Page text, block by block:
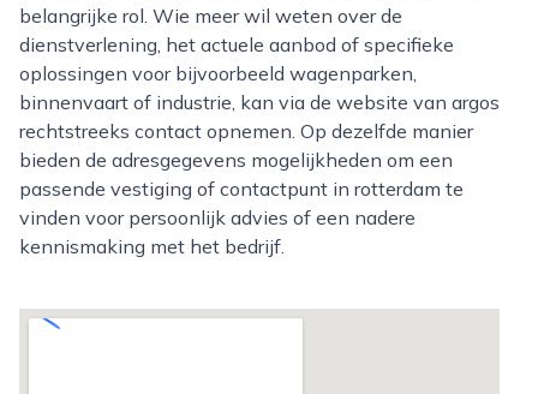
belangrijke rol. Wie meer wil weten over de
dienstverlening, het actuele aanbod of specifieke
oplossingen voor bijvoorbeeld wagenparken,
binnenvaart of industrie, kan via de website van argos
rechtstreeks contact opnemen. Op dezelfde manier
bieden de adresgegevens mogelijkheden om een
passende vestiging of contactpunt in rotterdam te
vinden voor persoonlijk advies of een nadere
kennismaking met het bedrijf.